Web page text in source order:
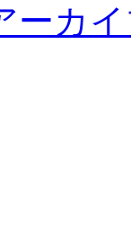
ーカ